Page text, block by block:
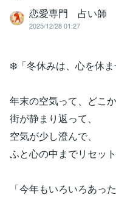
恋愛専門 占い師
2025/12/28 01:27
❄️「冬休みは、心を休ま
年末の空気って、どこか
街が静まり返って、
空気が少し澄んで、
ふと心の中までリセッ
「今年もいろいろあった